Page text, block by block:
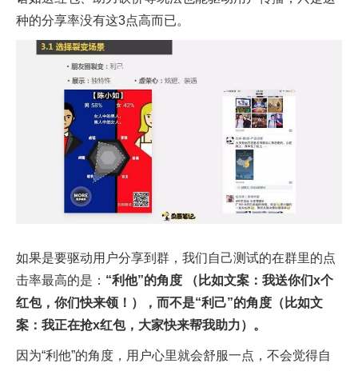
种的分享率没有这3点高而已。
如果是要驱动用户分享到群，我们自己测试的在群里的点
击率最高的是： “利他”的角度 （比如文案：我送你们x个
红包，你们快来领！），而不是“利己”的角度（比如文
案：我正在抢x红包，大家快来帮我助力）。
因为“利他”的角度，用户心里就会舒服一点，不会觉得自